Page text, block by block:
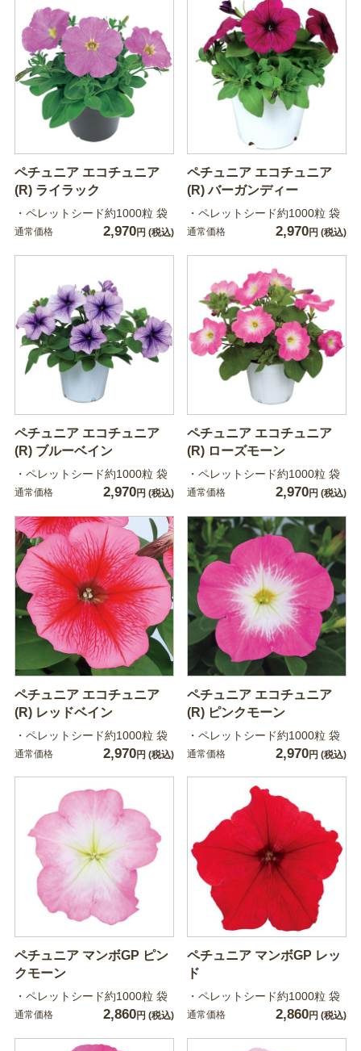
ペチュニア エコチュニア
(R) ライラック
・ペレットシード約1000粒 袋
通常価格 2,970円 (税込)
ペチュニア エコチュニア
(R) バーガンディー
・ペレットシード約1000粒 袋
通常価格 2,970円 (税込)
ペチュニア エコチュニア
(R) ブルーベイン
・ペレットシード約1000粒 袋
通常価格 2,970円 (税込)
ペチュニア エコチュニア
(R) ローズモーン
・ペレットシード約1000粒 袋
通常価格 2,970円 (税込)
ペチュニア エコチュニア
(R) レッドベイン
・ペレットシード約1000粒 袋
通常価格 2,970円 (税込)
ペチュニア エコチュニア
(R) ピンクモーン
・ペレットシード約1000粒 袋
通常価格 2,970円 (税込)
ペチュニア マンボGP ピン
クモーン
・ペレットシード約1000粒 袋
通常価格 2,860円 (税込)
ペチュニア マンボGP レッ
ド
・ペレットシード約1000粒 袋
通常価格 2,860円 (税込)